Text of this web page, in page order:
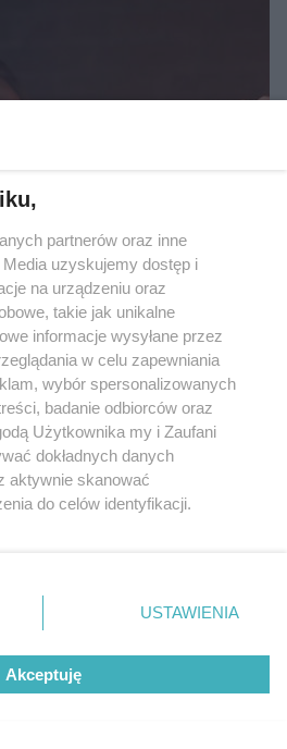
– playlista,
chwilę
partnerów oraz inne
uzyskujemy dostęp i
na urządzeniu oraz
takie jak unikalne
informacje wysyłane przez
w celu zapewniania
wybór spersonalizowanych
badanie odbiorców oraz
Użytkownika my i Zaufani
dokładnych danych
aktywnie skanować
do celów identyfikacji.
przycisk ustawień prywatności
dolnym rogu strony
nie wymagają zgody
sprzeciwić się takiemu
będą miały zastosowanie tylko
USTAWIENIA
Akceptuję